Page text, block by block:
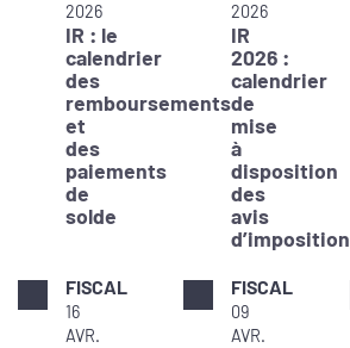
2026
IR : le
calendrier
des
remboursements
et
des
paiements
de
solde
2026
IR
2026 :
calendrier
de
mise
à
disposition
des
avis
d’imposition
FISCAL
16
AVR.
FISCAL
09
AVR.